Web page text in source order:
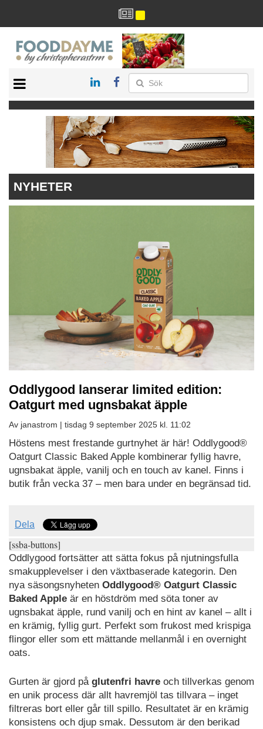
RECEPT
RESTAURANG
NYHETER
Oddlygood lanserar limited edition:
Oatgurt med ugnsbakat äpple
Av janastrom | tisdag 9 september 2025 kl. 11:02
Höstens mest frestande gurtnyhet är här! Oddlygood®
Oatgurt Classic Baked Apple kombinerar fyllig havre,
ugnsbakat äpple, vanilj och en touch av kanel. Finns i
butik från vecka 37 – men bara under en begränsad tid.
Dela
[ssba-buttons]
Oddlygood fortsätter att sätta fokus på njutningsfulla
smakupplevelser i den växtbaserade kategorin. Den
nya säsongsnyheten Oddlygood® Oatgurt Classic
Baked Apple är en höstdröm med söta toner av
ugnsbakat äpple, rund vanilj och en hint av kanel – allt i
en krämig, fyllig gurt. Perfekt som frukost med krispiga
flingor eller som ett mättande mellanmål i en overnight
oats.
Gurten är gjord på glutenfri havre och tillverkas genom
en unik process där allt havremjöl tas tillvara – inget
filtreras bort eller går till spillo. Resultatet är en krämig
konsistens och djup smak. Dessutom är den berikad